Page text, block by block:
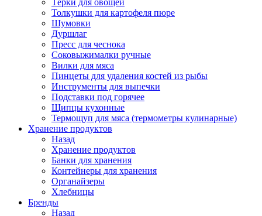
Тёрки для овощей
Толкушки для картофеля пюре
Шумовки
Дуршлаг
Пресс для чеснока
Соковыжималки ручные
Вилки для мяса
Пинцеты для удаления костей из рыбы
Инструменты для выпечки
Подставки под горячее
Щипцы кухонные
Термощуп для мяса (термометры кулинарные)
Хранение продуктов
Назад
Хранение продуктов
Банки для хранения
Контейнеры для хранения
Органайзеры
Хлебницы
Бренды
Назад